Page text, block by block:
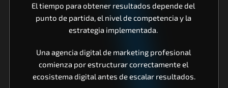
El tiempo para obtener resultados depende del
punto de partida, el nivel de competencia y la
estrategia implementada.
Una agencia digital de marketing profesional
comienza por estructurar correctamente el
ecosistema digital antes de escalar resultados.